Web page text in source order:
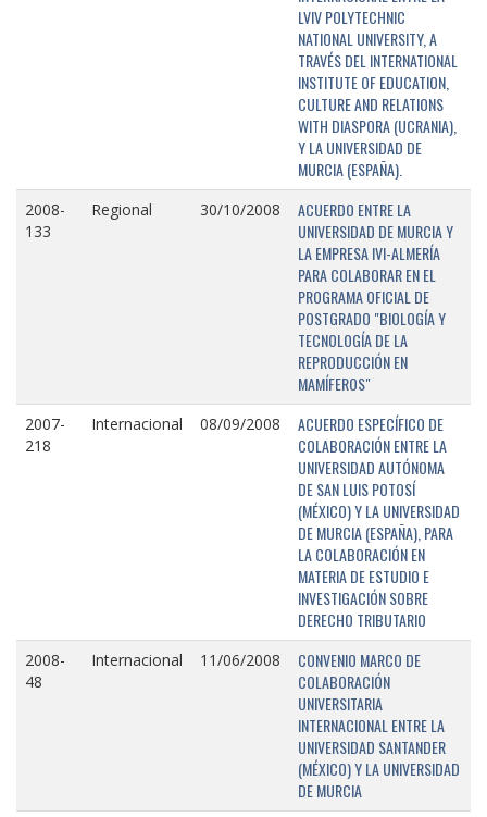
LVIV POLYTECHNIC
NATIONAL UNIVERSITY, A
TRAVÉS DEL INTERNATIONAL
INSTITUTE OF EDUCATION,
CULTURE AND RELATIONS
WITH DIASPORA (UCRANIA),
Y LA UNIVERSIDAD DE
MURCIA (ESPAÑA).
2008-
133
Regional 30/10/2008
ACUERDO ENTRE LA
UNIVERSIDAD DE MURCIA Y
LA EMPRESA IVI-ALMERÍA
PARA COLABORAR EN EL
PROGRAMA OFICIAL DE
POSTGRADO "BIOLOGÍA Y
TECNOLOGÍA DE LA
REPRODUCCIÓN EN
MAMÍFEROS"
2007-
218
Internacional 08/09/2008
ACUERDO ESPECÍFICO DE
COLABORACIÓN ENTRE LA
UNIVERSIDAD AUTÓNOMA
DE SAN LUIS POTOSÍ
(MÉXICO) Y LA UNIVERSIDAD
DE MURCIA (ESPAÑA), PARA
LA COLABORACIÓN EN
MATERIA DE ESTUDIO E
INVESTIGACIÓN SOBRE
DERECHO TRIBUTARIO
2008-
48
Internacional 11/06/2008
CONVENIO MARCO DE
COLABORACIÓN
UNIVERSITARIA
INTERNACIONAL ENTRE LA
UNIVERSIDAD SANTANDER
(MÉXICO) Y LA UNIVERSIDAD
DE MURCIA